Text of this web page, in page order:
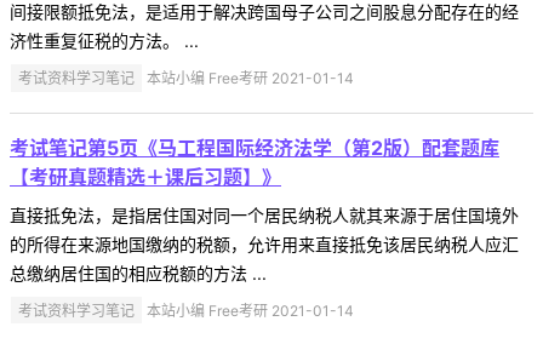
间接限额抵免法，是适用于解决跨国母子公司之间股息分配存在的经
济性重复征税的方法。 ...
考试资料学习笔记 本站小编 Free考研 2021-01-14
考试笔记第5页《马工程国际经济法学（第2版）配套题库
【考研真题精选＋课后习题】》
直接抵免法，是指居住国对同一个居民纳税人就其来源于居住国境外
的所得在来源地国缴纳的税额，允许用来直接抵免该居民纳税人应汇
总缴纳居住国的相应税额的方法 ...
考试资料学习笔记 本站小编 Free考研 2021-01-14